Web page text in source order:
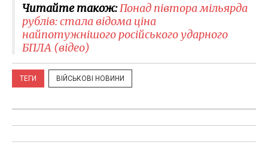
Читайте також:Понад півтора мільярда
рублів: стала відома ціна
найпотужнішого російського ударного
БПЛА (відео)
ТЕГИ ВІЙСЬКОВІ НОВИНИ